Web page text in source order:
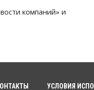
компаний» и
УСЛОВИЯ